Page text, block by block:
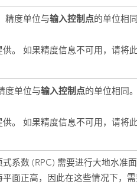
精度单位与输入控制点的单位相同
。 如果精度信息不可用，请将
度单位与输入控制点的单位相同。
。 如果精度信息不可用，请将
系数 (RPC) 需要进行大地水准
面正高，因此在这些情况下，